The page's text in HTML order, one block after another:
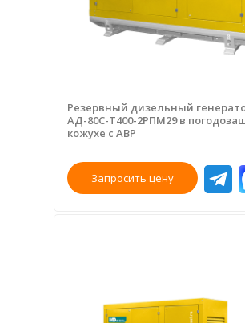
Резервный дизельный
АД-80С-Т400-2РПМ29 в
кожухе с АВР
Запросить цену